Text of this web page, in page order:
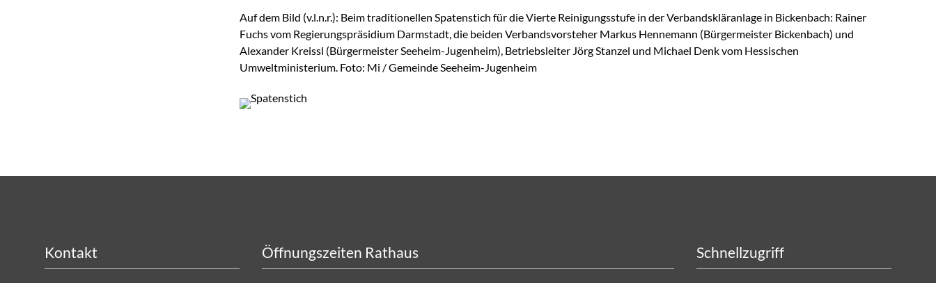
Auf dem Bild (v.l.n.r.): Beim traditionellen Spatenstich für die Vierte Reinigungsstufe in der Verbandskläranlage in Bickenbach: Rainer
Fuchs vom Regierungspräsidium Darmstadt, die beiden Verbandsvorsteher Markus Hennemann (Bürgermeister Bickenbach) und
Alexander Kreissl (Bürgermeister Seeheim-Jugenheim), Betriebsleiter Jörg Stanzel und Michael Denk vom Hessischen
Umweltministerium. Foto: Mi / Gemeinde Seeheim-Jugenheim
Kontakt Öffnungszeiten Rathaus Schnellzugriff